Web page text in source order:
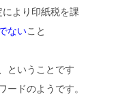
より印紙税を課
ないこと
ということです
ドのようです。